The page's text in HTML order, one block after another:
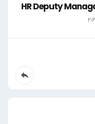
HR Deputy